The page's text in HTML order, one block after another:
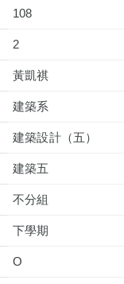
108
2
黃凱祺
建築系
建築設計（五）
建築五
不分組
下學期
O